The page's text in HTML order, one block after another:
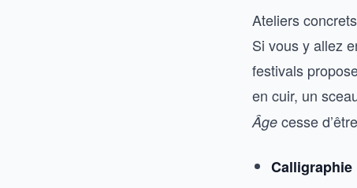
Ateliers concrets
Si vous y allez
festivals
en cuir, un
Âge cesse
Calligraphie